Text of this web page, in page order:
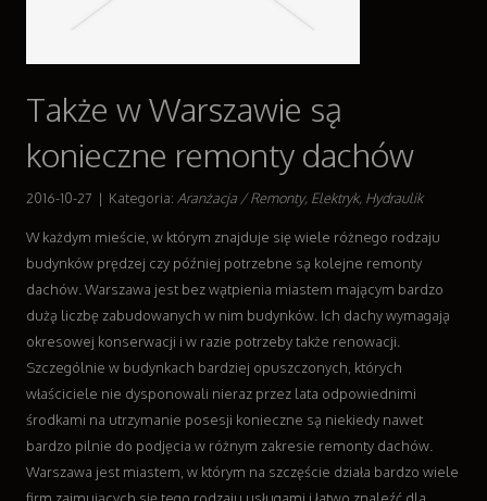
Dla Dzieci
Wyposażenie Wnętrz
Wyposażenie Łazienki
Odzież
Sport
Elektronika, RTV, AGD
Art. Dla Zwierząt
Ogród, Rośliny
Chemia
Art. Spożywcze
Materiały Eksploatacyjne
Inne Sklepy
Sprzęt
Maszyny
Także w Warszawie są
konieczne remonty dachów
2016-10-27 | Kategoria: Aranżacja / Remonty, Elektryk, Hydraulik
W każdym mieście, w którym znajduje się wiele różnego rodzaju
budynków prędzej czy później potrzebne są kolejne remonty
dachów. Warszawa jest bez wątpienia miastem mającym bardzo
dużą liczbę zabudowanych w nim budynków. Ich dachy wymagają
okresowej konserwacji i w razie potrzeby także renowacji.
Szczególnie w budynkach bardziej opuszczonych, których
właściciele nie dysponowali nieraz przez lata odpowiednimi
środkami na utrzymanie posesji konieczne są niekiedy nawet
bardzo pilnie do podjęcia w różnym zakresie remonty dachów.
Warszawa jest miastem, w którym na szczęście działa bardzo wiele